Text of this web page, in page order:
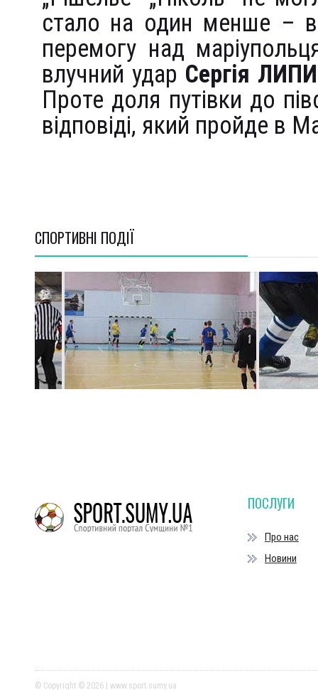
стало на один менше – в
перемогу над
влучний удар Сергія
Проте доля путівки до
відповіді, який пройде в
СПОРТИВНI ПОДІЇ
ПОСЛУГИ
Про нас
Новини
© Copyright © 2026 | www.sport.sumy.ua